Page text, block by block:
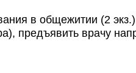
в общежитии (2
предъявить врачу